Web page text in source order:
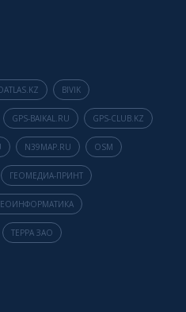
BIVIK
GPS-BAIKAL.RU GPS-CLUB.KZ
N39MAP.RU OSM
ГЕОМЕДИА-ПРИНТ
ТЕРРА ЗАО